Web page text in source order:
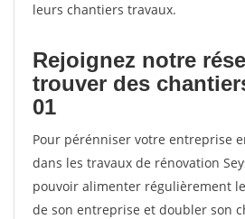
leurs chantiers travaux.
Rejoignez notre
trouver des
01
Pour pérénniser votre entreprise
dans les travaux de rénovation
pouvoir alimenter régulièrement
de son entreprise et doubler son